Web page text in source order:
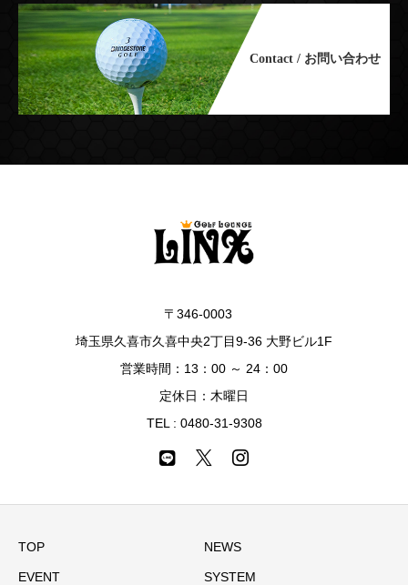
Contact / お問い合わせ
〒346-0003
埼玉県久喜市久喜中央2丁目9-36 大野ビル1F
営業時間：13：00 ～ 24：00
定休日：木曜日
TEL : 0480-31-9308
TOP NEWS
EVENT SYSTEM